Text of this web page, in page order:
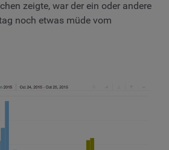
zeigte, war der ein oder andere
noch etwas müde vom